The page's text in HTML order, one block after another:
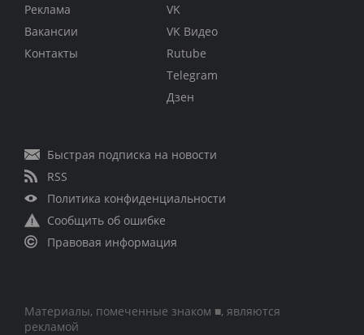
Реклама
Вакансии
Контакты
VK
VK Видео
Rutube
Telegram
Дзен
Быстрая подписка на новости
RSS
Политика конфиденциальности
Сообщить об ошибке
Правовая информация
Материалы, помеченные знаком ■, являются
рекламой